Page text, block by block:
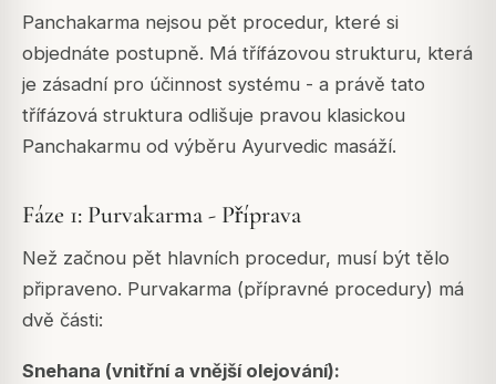
Panchakarma nejsou pět procedur, které si
objednáte postupně. Má třífázovou strukturu, která
je zásadní pro účinnost systému - a právě tato
třífázová struktura odlišuje pravou klasickou
Panchakarmu od výběru Ayurvedic masáží.
Fáze 1: Purvakarma - Příprava
Než začnou pět hlavních procedur, musí být tělo
připraveno. Purvakarma (přípravné procedury) má
dvě části:
Snehana (vnitřní a vnější olejování):